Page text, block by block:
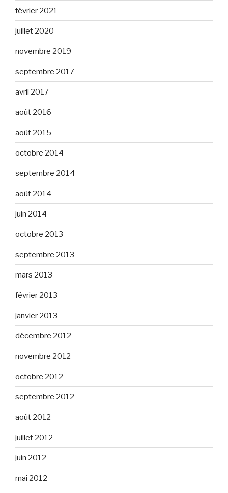
février 2021
juillet 2020
novembre 2019
septembre 2017
avril 2017
août 2016
août 2015
octobre 2014
septembre 2014
août 2014
juin 2014
octobre 2013
septembre 2013
mars 2013
février 2013
janvier 2013
décembre 2012
novembre 2012
octobre 2012
septembre 2012
août 2012
juillet 2012
juin 2012
mai 2012